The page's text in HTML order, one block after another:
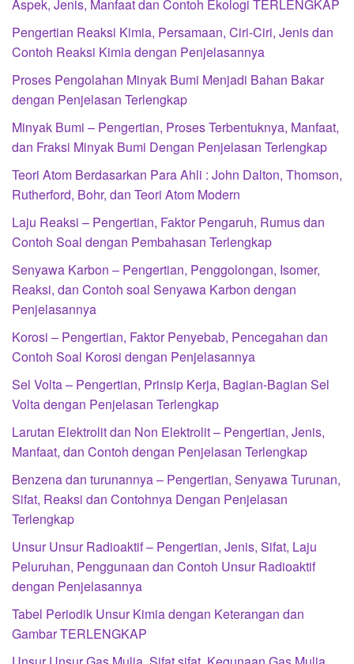
Aspek, Jenis, Manfaat dan Contoh Ekologi TERLENGKAP
Pengertian Reaksi Kimia, Persamaan, Ciri-Ciri, Jenis dan
Contoh Reaksi Kimia dengan Penjelasannya
Proses Pengolahan Minyak Bumi Menjadi Bahan Bakar
dengan Penjelasan Terlengkap
Minyak Bumi – Pengertian, Proses Terbentuknya, Manfaat,
dan Fraksi Minyak Bumi Dengan Penjelasan Terlengkap
Teori Atom Berdasarkan Para Ahli : John Dalton, Thomson,
Rutherford, Bohr, dan Teori Atom Modern
Laju Reaksi – Pengertian, Faktor Pengaruh, Rumus dan
Contoh Soal dengan Pembahasan Terlengkap
Senyawa Karbon – Pengertian, Penggolongan, Isomer,
Reaksi, dan Contoh soal Senyawa Karbon dengan
Penjelasannya
Korosi – Pengertian, Faktor Penyebab, Pencegahan dan
Contoh Soal Korosi dengan Penjelasannya
Sel Volta – Pengertian, Prinsip Kerja, Bagian-Bagian Sel
Volta dengan Penjelasan Terlengkap
Larutan Elektrolit dan Non Elektrolit – Pengertian, Jenis,
Manfaat, dan Contoh dengan Penjelasan Terlengkap
Benzena dan turunannya – Pengertian, Senyawa Turunan,
Sifat, Reaksi dan Contohnya Dengan Penjelasan
Terlengkap
Unsur Unsur Radioaktif – Pengertian, Jenis, Sifat, Laju
Peluruhan, Penggunaan dan Contoh Unsur Radioaktif
dengan Penjelasannya
Tabel Periodik Unsur Kimia dengan Keterangan dan
Gambar TERLENGKAP